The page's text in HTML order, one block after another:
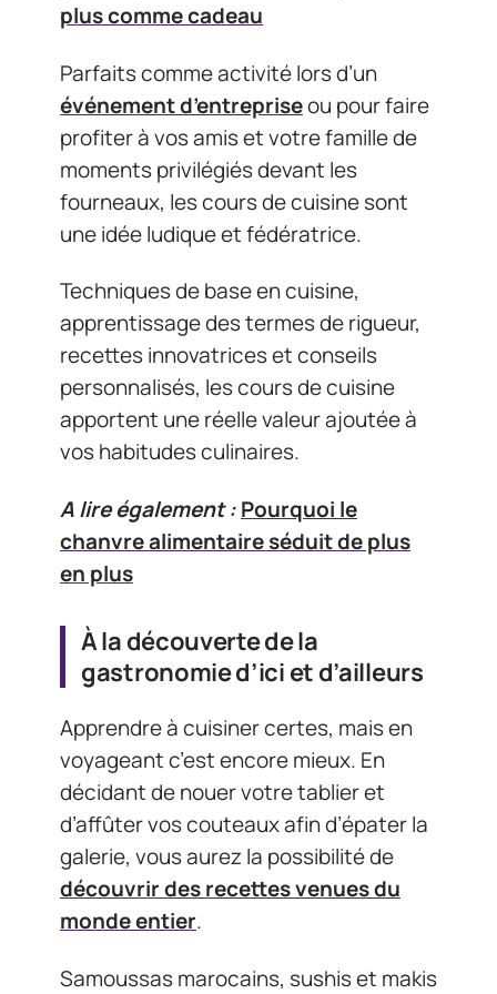
plus comme cadeau
Parfaits comme activité lors d’un
événement d’entrepriseou pour faire
profiter à vos amis et votre famille de
moments privilégiés devant les
fourneaux, les cours de cuisine sont
une idée ludique et fédératrice.
Techniques de base en cuisine,
apprentissage des termes de rigueur,
recettes innovatrices et conseils
personnalisés, les cours de cuisine
apportent une réelle valeur ajoutée à
vos habitudes culinaires.
A lire également :Pourquoi le
chanvre alimentaire séduit de plus
en plus
À la découverte de la
gastronomie d’ici et d’ailleurs
Apprendre à cuisiner certes, mais en
voyageant c’est encore mieux. En
décidant de nouer votre tablier et
d’affûter vos couteaux afin d’épater la
galerie, vous aurez la possibilité de
découvrir des recettes venues du
monde entier.
Samoussas marocains, sushis et makis